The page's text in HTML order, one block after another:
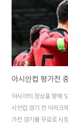
아시안컵 평가전
아시아의 정상을 향해
시안컵 경기 전 이라크
가전 경기를 무료로 시